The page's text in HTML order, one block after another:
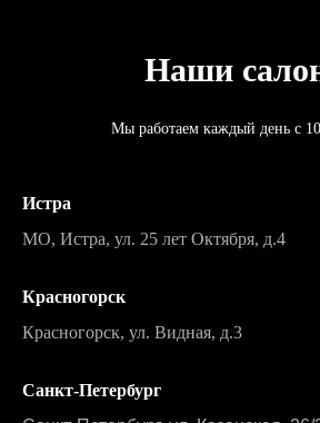
Наши
Мы работаем каждый день с
Истра
МО, Истра, ул. 25 лет Октября, д.4
Красногорск
Красногорск, ул. Видная, д.3
Санкт-Петербург